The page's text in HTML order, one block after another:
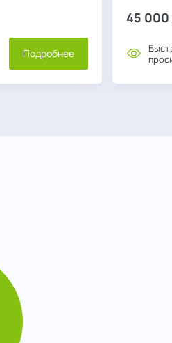
Подробнее
45 000